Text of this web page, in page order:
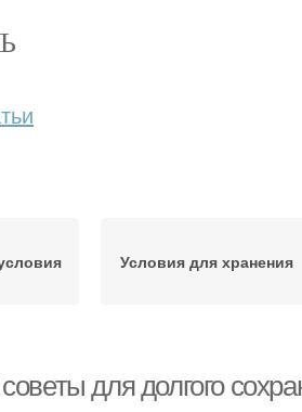
Условия для хранения
для долгого